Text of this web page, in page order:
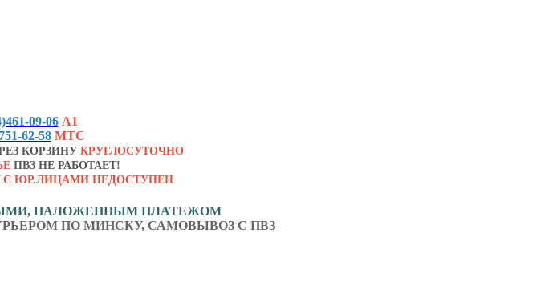
09-06 А1
62-58 МТС
КОРЗИНУ КРУГЛОСУТОЧНО
ПВЗ НЕ РАБОТАЕТ!
С ЮР.ЛИЦАМИ НЕДОСТУПЕН
НАЛОЖЕННЫМ ПЛАТЕЖОМ
ПО МИНСКУ, САМОВЫВОЗ С ПВЗ